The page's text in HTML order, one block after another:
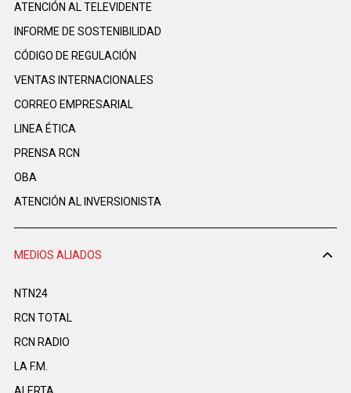
ATENCIÓN AL TELEVIDENTE
INFORME DE SOSTENIBILIDAD
CÓDIGO DE REGULACIÓN
VENTAS INTERNACIONALES
CORREO EMPRESARIAL
LINEA ÉTICA
PRENSA RCN
OBA
ATENCIÓN AL INVERSIONISTA
MEDIOS ALIADOS
NTN24
RCN TOTAL
RCN RADIO
LA F.M.